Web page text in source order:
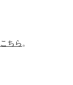
こちら 。